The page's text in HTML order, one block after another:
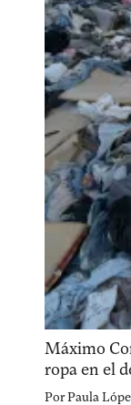
Máximo
ropa en el
PorPaula